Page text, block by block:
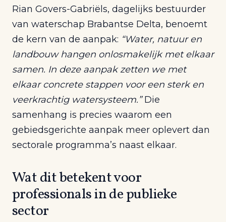
Rian Govers-Gabriëls, dagelijks bestuurder
van waterschap Brabantse Delta, benoemt
de kern van de aanpak: “Water, natuur en
landbouw hangen onlosmakelijk met elkaar
samen. In deze aanpak zetten we met
elkaar concrete stappen voor een sterk en
veerkrachtig watersysteem.”Die
samenhang is precies waarom een
gebiedsgerichte aanpak meer oplevert dan
sectorale programma’s naast elkaar.
Wat dit betekent voor
professionals in de publieke
sector